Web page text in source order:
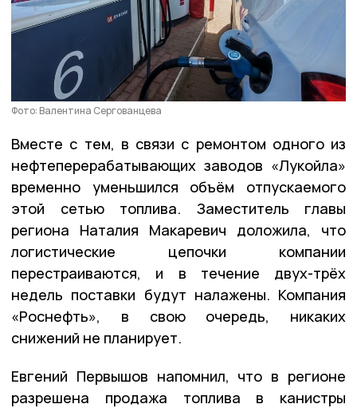
Фото: Валентина Сергованцева
Вместе с тем, в связи с ремонтом одного из
нефтеперерабатывающих заводов «Лукойла»
временно уменьшился объём отпускаемого
этой сетью топлива. Заместитель главы
региона Наталия Макаревич доложила, что
логистические цепочки компании
перестраиваются, и в течение двух-трёх
недель поставки будут налажены. Компания
«Роснефть», в свою очередь, никаких
снижений не планирует.
Евгений Первышов напомнил, что в регионе
разрешена продажа топлива в канистры